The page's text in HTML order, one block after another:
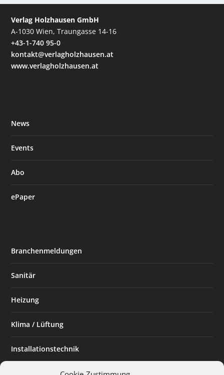
Verlag Holzhausen GmbH
A-1030 Wien, Traungasse 14-16
+43-1-740 95-0
kontakt@verlagholzhausen.at
www.verlagholzhausen.at
News
Events
Abo
ePaper
Branchenmeldungen
Sanitär
Heizung
Klima / Lüftung
Installationstechnik